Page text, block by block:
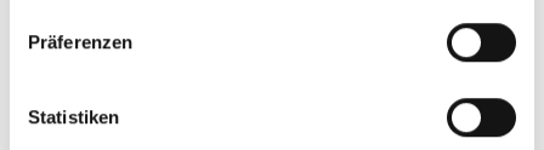
Präferenzen
StatistikenUnterkünfte
Essen und